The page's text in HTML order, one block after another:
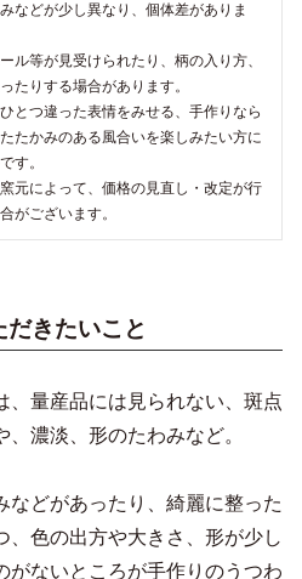
などが少し異なり、個体差がありま
ル等が見受けられたり、柄の入り方、
たりする場合があります。
ひとつ違った表情をみせる、手作りなら
たかみのある風合いを楽しみたい方に
す。
窯元によって、価格の見直し・改定が行
がございます。
きたいこと
、量産品には見られない、斑点
濃淡、形のたわみなど。
などがあったり、綺麗に整った
、色の出方や大きさ、形が少し
がないところが手作りのうつわ